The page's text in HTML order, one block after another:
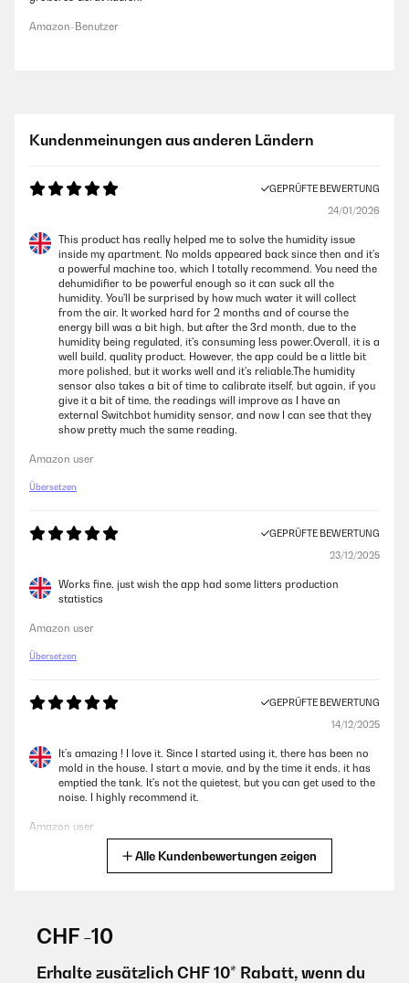
Amazon-Benutzer
Kundenmeinungen aus anderen Ländern
GEPRÜFTE BEWERTUNG
24/01/2026
This product has really helped me to solve the humidity issue
inside my apartment. No molds appeared back since then and it's
a powerful machine too, which I totally recommend. You need the
dehumidifier to be powerful enough so it can suck all the
humidity. You'll be surprised by how much water it will collect
from the air. It worked hard for 2 months and of course the
energy bill was a bit high, but after the 3rd month, due to the
humidity being regulated, it's consuming less power.Overall, it is a
well build, quality product. However, the app could be a little bit
more polished, but it works well and it's reliable.The humidity
sensor also takes a bit of time to calibrate itself, but again, if you
give it a bit of time, the readings will improve as I have an
external Switchbot humidity sensor, and now I can see that they
show pretty much the same reading.
Amazon user
Übersetzen
GEPRÜFTE BEWERTUNG
23/12/2025
Works fine, just wish the app had some litters production
statistics
Amazon user
Übersetzen
GEPRÜFTE BEWERTUNG
14/12/2025
It’s amazing ! I love it. Since I started using it, there has been no
mold in the house. I start a movie, and by the time it ends, it has
emptied the tank. It's not the quietest, but you can get used to the
noise. I highly recommend it.
Amazon user
kúpiť.
Alle Kundenbewertungen zeigen
CHF -10
Erhalte zusätzlich CHF 10* Rabatt, wenn du